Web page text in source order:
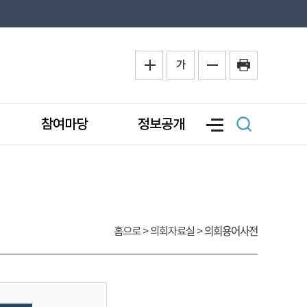
가
참여마당 정보공개
홈으로> 의회자료실 >의회용어사전